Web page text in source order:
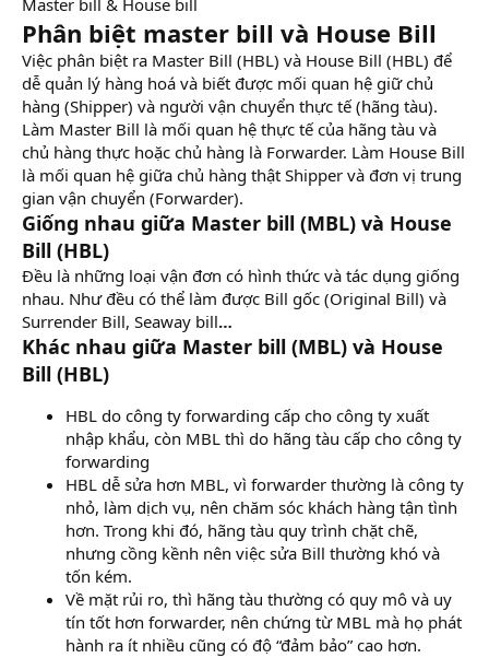
Master bill & House bill
Phân biệt master bill và House Bill
Việc phân biệt ra Master Bill (HBL) và House Bill (HBL) để
dễ quản lý hàng hoá và biết được mối quan hệ giữ chủ
hàng (Shipper) và người vận chuyển thực tế (hãng tàu).
Làm Master Bill là mối quan hệ thực tế của hãng tàu và
chủ hàng thực hoặc chủ hàng là Forwarder. Làm House Bill
là mối quan hệ giữa chủ hàng thật Shipper và đơn vị trung
gian vận chuyển (Forwarder).
Giống nhau giữa Master bill (MBL) và House
Bill (HBL)
Đều là những loại vận đơn có hình thức và tác dụng giống
nhau. Như đều có thể làm được Bill gốc (Original Bill) và
Surrender Bill, Seaway bill…
Khác nhau giữa Master bill (MBL) và House
Bill (HBL)
HBL do công ty forwarding cấp cho công ty xuất
nhập khẩu, còn MBL thì do hãng tàu cấp cho công ty
forwarding
HBL dễ sửa hơn MBL, vì forwarder thường là công ty
nhỏ, làm dịch vụ, nên chăm sóc khách hàng tận tình
hơn. Trong khi đó, hãng tàu quy trình chặt chẽ,
nhưng cồng kềnh nên việc sửa Bill thường khó và
tốn kém.
Về mặt rủi ro, thì hãng tàu thường có quy mô và uy
tín tốt hơn forwarder, nên chứng từ MBL mà họ phát
hành ra ít nhiều cũng có độ “đảm bảo” cao hơn.